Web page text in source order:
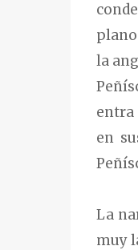
la
entra
en
La
muy